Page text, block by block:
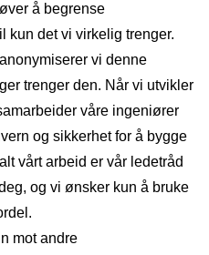
å begrense
kun det vi virkelig trenger.
vi denne
trenger den. Når vi utvikler
våre ingeniører
og sikkerhet for å bygge
vårt arbeid er vår ledetråd
og vi ønsker kun å bruke
mot andre